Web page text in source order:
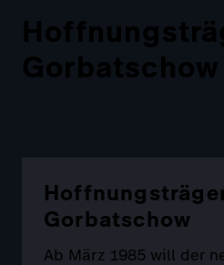
Gorbatschow
Gorbatschow
Ab März 1985 will der